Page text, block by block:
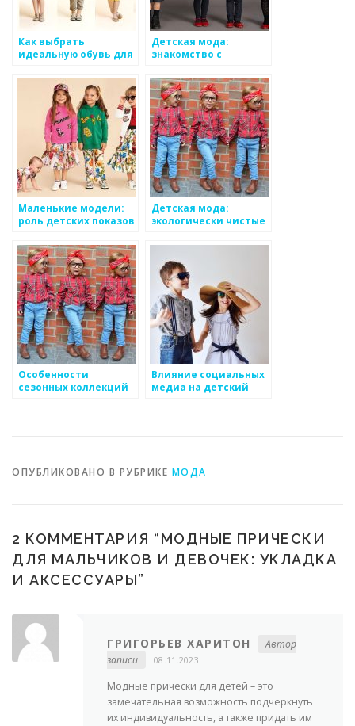
Как выбрать
идеальную обувь для
стиль
Детская мода:
знакомство с
Маленькие модели:
роль детских показов
Детская мода:
экологически чистые
преимущества
Особенности
сезонных коллекций
Влияние социальных
медиа на детский
ОПУБЛИКОВАНО В РУБРИКЕ МОДА
2 КОММЕНТАРИЯ “МОДНЫЕ ПРИЧЕСКИ
ДЛЯ МАЛЬЧИКОВ И ДЕВОЧЕК: УКЛАДКА
И АКСЕССУАРЫ”
ГРИГОРЬЕВ ХАРИТОН
Автор
записи
08.11.2023
Модные прически для детей – это
замечательная возможность подчеркнуть
их индивидуальность, а также придать им